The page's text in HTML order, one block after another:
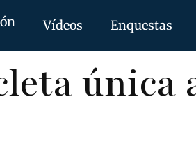
Vídeos Enquestas
única